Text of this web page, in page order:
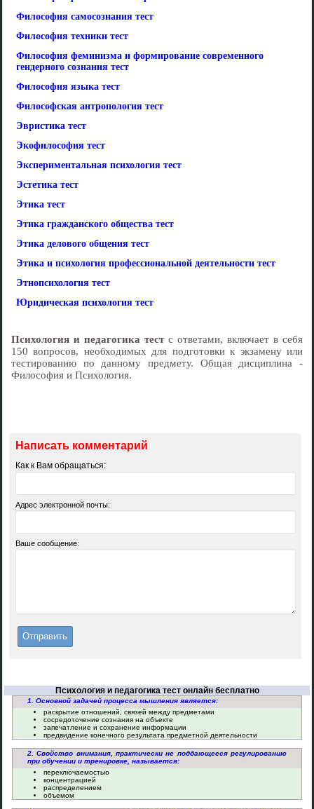
Философия самосознания тест
Философия техники тест
Философия феминизма и формирование современного
гендерного сознания тест
Философия языка тест
Философская антропология тест
Эвристика тест
Экофилософия тест
Экспериментальная психология тест
Эстетика тест
Этика тест
Этика гражданского общества тест
Этика делового общения тест
Этика и психология профессиональной деятельности тест
Этнопсихология тест
Юридическая психология тест
Психология и педагогика тестс ответами, включает в себя
150 вопросов, необходимых для подготовки к экзамену или
тестированию по данному предмету. Общая дисциплина -
Философия и Психология.
Написать комментарий
Как к Вам обращаться:
Адрес электронной почты:
Ваше сообщение:
Психология и педагогика тест онлайн бесплатно
1. Основной задачей процесса мышления является:
раскрытие отношений, связей между предметами
сосредоточение сознания на объекте
запечатление и сохранение информации
предвидение конечного результата предметной деятельности
2. Свойство внимания, практически не поддающееся регулированию
при обучении и тренировке, называется:
переключаемостью
концентрацией
распределением
объемом